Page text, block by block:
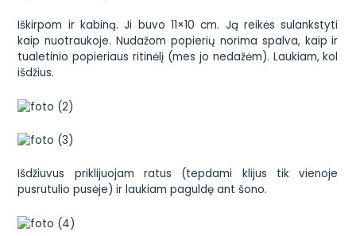
Iškirpom ir kabiną. Ji buvo 11×10 cm. Ją reikės sulankstyti
kaip nuotraukoje. Nudažom popierių norima spalva, kaip ir
tualetinio popieriaus ritinėlį (mes jo nedažėm). Laukiam, kol
išdžius.
Išdžiuvus priklijuojam ratus (tepdami klijus tik vienoje
pusrutulio pusėje) ir laukiam paguldę ant šono.